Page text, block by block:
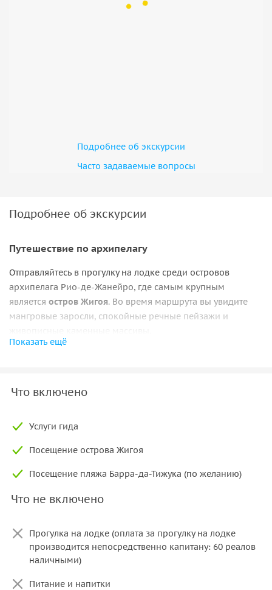
Подробнее об экскурсии
Часто задаваемые вопросы
Подробнее об экскурсии
Путешествие по архипелагу
Отправляйтесь в прогулку на лодке среди островов
архипелага Рио-де-Жанейро, где самым крупным
является остров Жигоя. Во время маршрута вы увидите
мангровые заросли, спокойные речные пейзажи и
можно встретитькайманов
полностью погружает в атмосферу настоящего пантанала.
Виды с высоты
С вершиныПедра-да-Гавеаоткрываются виды на реку,
особенно заметны контрасты между дикой природой и
Показать ещё
Что включено
Услуги гида
Посещение острова Жигоя
Посещение пляжа Барра-да-Тижука (по желанию)
Что не включено
Прогулка на лодке (оплата за прогулку на лодке
производится непосредственно капитану: 60 реалов
наличными)
Питание и напитки